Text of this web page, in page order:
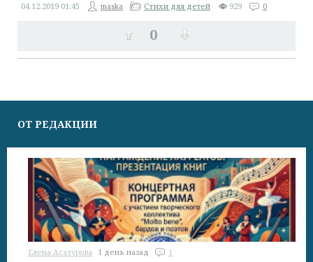
0
04.12.2019 01:45 maska Стихи для детей 929 0
ОТ РЕДАКЦИИ
Елена Асатурова 1 день назад 1